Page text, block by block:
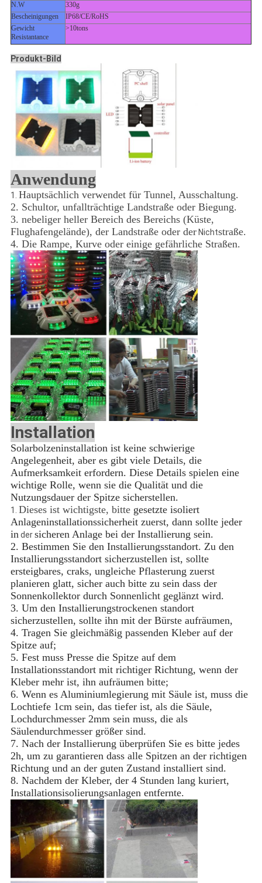
N.W
330g
Bescheinigungen
IP68/CE/RoHS
Gewicht
Resistantance
>10tons
Produkt-Bild
Anwendung
1. Hauptsächlich verwendet für Tunnel, Ausschaltung.
2. Schultor, unfallträchtige Landstraße oder Biegung.
3. nebeliger heller Bereich des Bereichs (Küste,
Flughafengelände), der Landstraße oder derNichtstraße.
4. Die Rampe, Kurve oder einige gefährliche Straßen.
Installation
Solarbolzeninstallation ist keine schwierige
Angelegenheit, aber es gibt viele Details, die
Aufmerksamkeit erfordern. Diese Details spielen eine
wichtige Rolle, wenn sie die Qualität und die
Nutzungsdauer der Spitze sicherstellen.
1. Dieses ist wichtigste, bittegesetzte isoliert
Anlageninstallationssicherheit zuerst, dann sollte jeder
indersicheren Anlage bei der Installierung sein.
2. Bestimmen Sie den Installierungsstandort. Zu den
Installierungsstandort sicherzustellen ist, sollte
ersteigbares, craks, ungleiche Pflasterung zuerst
planieren glatt, sicher auch bitte zu sein dass der
Sonnenkollektor durch Sonnenlicht geglänzt wird.
3. Um den Installierungstrockenen standort
sicherzustellen, sollte ihn mit der Bürste aufräumen,
4. Tragen Sie gleichmäßig passenden Kleber auf der
Spitze auf;
5. Fest muss Presse die Spitze auf dem
Installationsstandort mit richtiger Richtung, wenn der
Kleber mehr ist, ihn aufräumen bitte;
6. Wenn es Aluminiumlegierung mit Säule ist, muss die
Lochtiefe 1cm sein, das tiefer ist, als die Säule,
Lochdurchmesser 2mm sein muss, die als
Säulendurchmesser größer sind.
7. Nach der Installierung überprüfen Sie es bitte jedes
2h, um zu garantieren dass alle Spitzen an der richtigen
Richtung und an der guten Zustand installiert sind.
8. Nachdem der Kleber, der 4 Stunden lang kuriert,
Installationsisolierungsanlagen entfernte.